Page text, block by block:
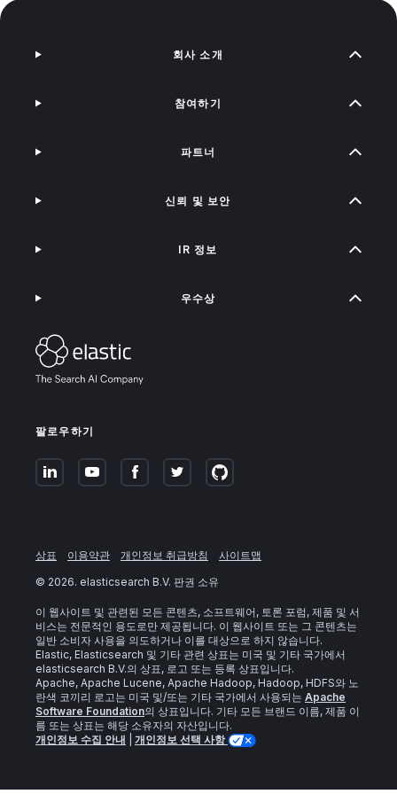
팔로우하기
회사 소개
참여하기
파트너
신뢰 및 보안
IR 정보
우수상
상표 이용약관 개인정보 취급방침
사이트맵
© 2026. elasticsearch B.V. 판권 소유
이 웹사이트 및 관련된 모든 콘텐츠, 소프트웨어, 토론 포럼, 제품 및 서
비스는 전문적인 용도로만 제공됩니다. 이 웹사이트 또는 그 콘텐츠는
일반 소비자 사용을 의도하거나 이를 대상으로 하지 않습니다.
Elastic, Elasticsearch 및 기타 관련 상표는 미국 및 기타 국가에서
elasticsearch B.V.의 상표, 로고 또는 등록 상표입니다.
Apache, Apache Lucene, Apache Hadoop, Hadoop, HDFS와 노
란색 코끼리 로고는 미국 및/또는 기타 국가에서 사용되는 Apache
Software Foundation의 상표입니다. 기타 모든 브랜드 이름, 제품 이
름 또는 상표는 해당 소유자의 자산입니다.
개인정보 수집 안내
개인정보 선택 사항